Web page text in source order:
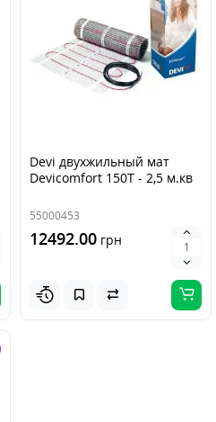
Devi двухжильный мат
Devicomfort 150T - 2,5 м.кв
55000453
12492.00 грн